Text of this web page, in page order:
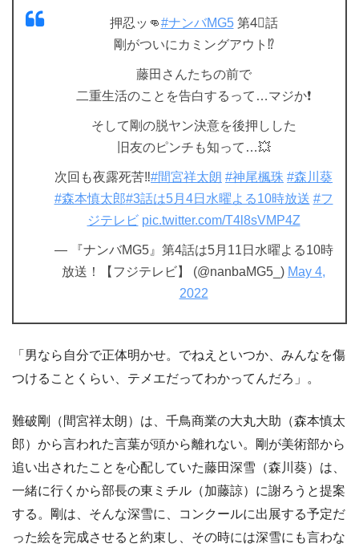
押忍ッ👊#ナンバMG5第4⃣話
剛がついにカミングアウト⁉
藤田さんたちの前で
二重生活のことを告白するって…マジか❗
そして剛の脱ヤン決意を後押しした
旧友のピンチも知って…💥
次回も夜露死苦‼#間宮祥太朗 #神尾楓珠 #森川葵
#森本慎太郎#3話は5月4日水曜よる10時放送 #フ
ジテレビ pic.twitter.com/T4l8sVMP4Z
— 『ナンバMG5』第4話は5月11日水曜よる10時
放送！【フジテレビ】 (@nanbaMG5_) May 4,
2022
「男なら自分で正体明かせ。でねえといつか、みんなを傷
つけることくらい、テメエだってわかってんだろ」。
難破剛（間宮祥太朗）は、千鳥商業の大丸大助（森本慎太
郎）から言われた言葉が頭から離れない。剛が美術部から
追い出されたことを心配していた藤田深雪（森川葵）は、
一緒に行くから部長の東ミチル（加藤諒）に謝ろうと提案
する。剛は、そんな深雪に、コンクールに出展する予定だ
った絵を完成させると約束し、その時には深雪にも言わな